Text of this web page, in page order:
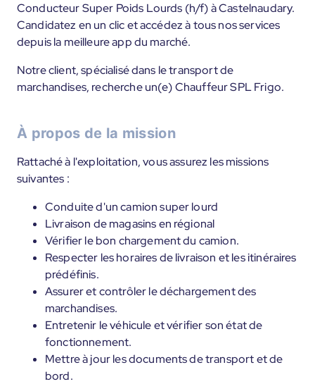
Conducteur Super Poids Lourds (h/f) à Castelnaudary.
Candidatez en un clic et accédez à tous nos services
depuis la meilleure app du marché.
Notre client, spécialisé dans le transport de
marchandises, recherche un(e) Chauffeur SPL Frigo.
À propos de la mission
Rattaché à l'exploitation, vous assurez les missions
suivantes :
Conduite d'un camion super lourd
Livraison de magasins en régional
Vérifier le bon chargement du camion.
Respecter les horaires de livraison et les itinéraires
prédéfinis.
Assurer et contrôler le déchargement des
marchandises.
Entretenir le véhicule et vérifier son état de
fonctionnement.
Mettre à jour les documents de transport et de
bord.